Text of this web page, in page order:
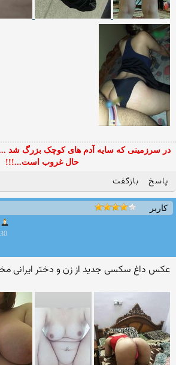
در سرزمینی که سایه آدم های کوچک بزرگ شد ...
حال غروب است...!!!
پاسخ بازگفت
کاربر
عکس داغ سکسی جدید از زن و دختر ایرانی